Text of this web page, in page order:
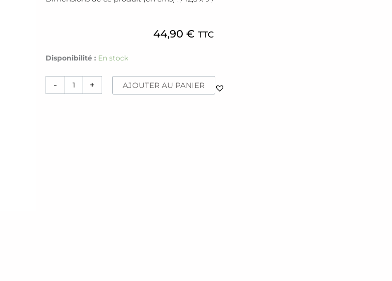
44,90 € TTC
Disponibilité : En stock
-
quantité
[marbre
+ AJOUTER AU PANIER